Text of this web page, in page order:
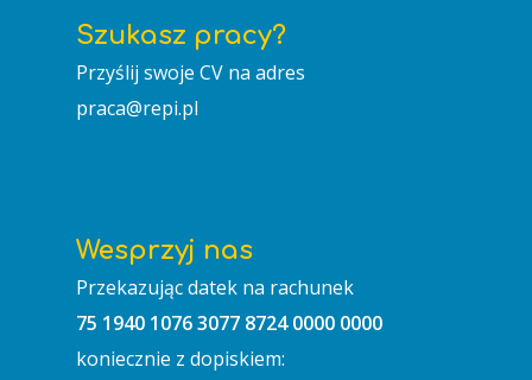
Szukasz pracy?
Przyślij swoje CV na adres
praca@repi.pl
Wesprzyj nas
Przekazując datek na rachunek
75 1940 1076 3077 8724 0000 0000
koniecznie z dopiskiem: